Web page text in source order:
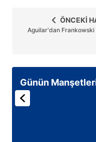
ÖNCEKİ
Aguilar'dan Frankowski
Günün